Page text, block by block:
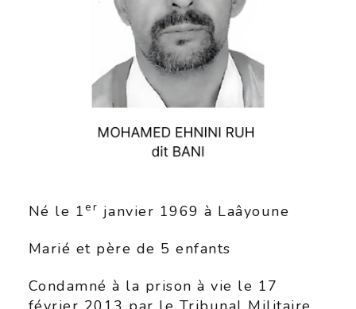
Né le 1er janvier 1969 à Laâyoune
Marié et père de 5 enfants
Condamné à la prison à vie le 17